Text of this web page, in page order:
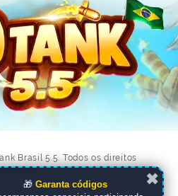
Brasil 5.5. Todos os direitos
✖
🎁 Garanta códigos